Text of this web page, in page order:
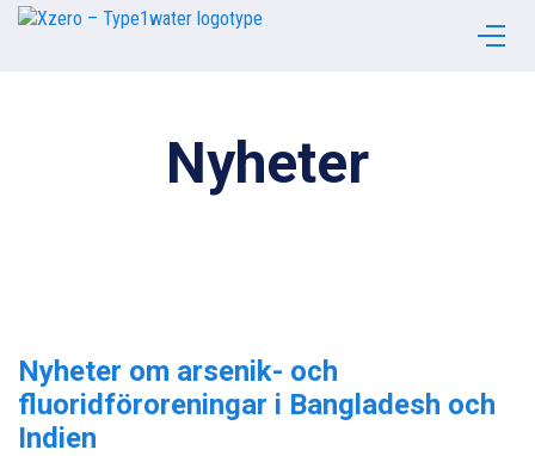
Nyheter
Nyheter om arsenik- och
fluoridföroreningar i Bangladesh och
Indien